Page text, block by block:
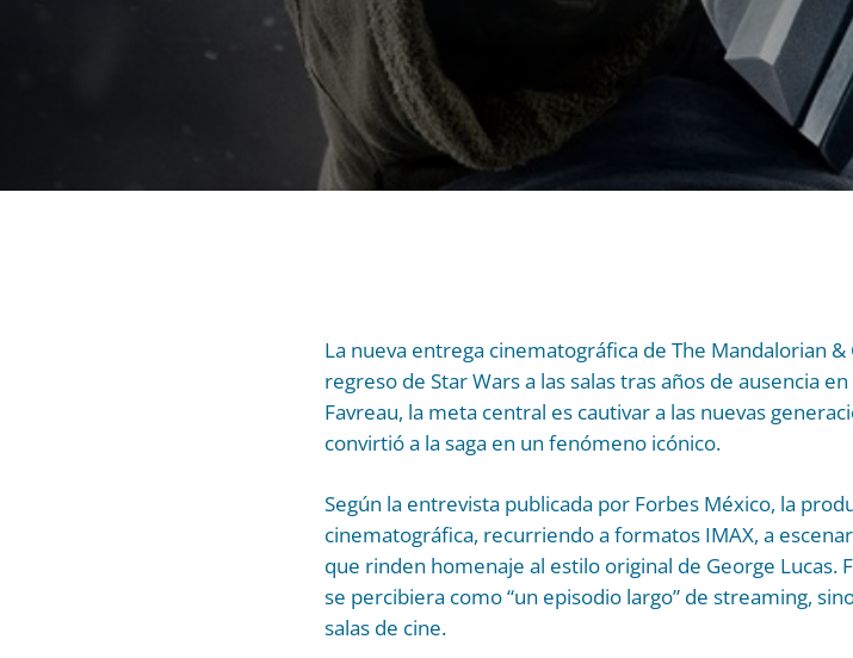
La nueva entrega cinematográfica de The Mandalorian
regreso de Star Wars a las salas tras años de ausencia
Favreau, la meta central es cautivar a las nuevas
convirtió a la saga en un fenómeno icónico.
Según la entrevista publicada por Forbes México, la
cinematográfica, recurriendo a formatos IMAX, a
que rinden homenaje al estilo original de George Lucas.
se percibiera como “un episodio largo” de streaming,
salas de cine.